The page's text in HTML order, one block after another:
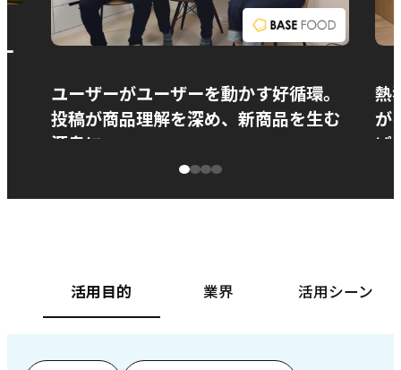
ユーザーがユーザーを動かす好循環。
投稿が商品理解を深め、新商品を生む
源泉に
熱
が
ぱ
活用目的 業界 活用シーン